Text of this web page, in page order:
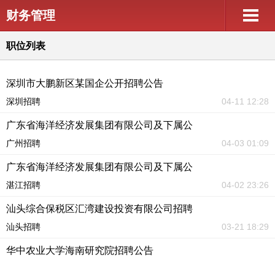
财务管理
职位列表
深圳市大鹏新区某国企公开招聘公告
深圳招聘 04-11 12:28
广东省海洋经济发展集团有限公司及下属公
广州招聘 04-03 01:09
广东省海洋经济发展集团有限公司及下属公
湛江招聘 04-02 23:26
汕头综合保税区汇湾建设投资有限公司招聘
汕头招聘 03-21 18:29
华中农业大学海南研究院招聘公告